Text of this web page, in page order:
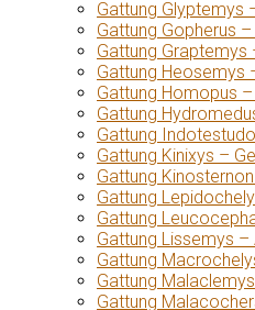
Gattung Glyptemys
Gattung Gopherus
Gattung
Gattung Heosemys
Gattung Homopus
Gattung
Gattung
Gattung Kinixys –
Gattung
Gattung
Gattung
Gattung Lissemys
Gattung
Gattung Malaclemys
Gattung